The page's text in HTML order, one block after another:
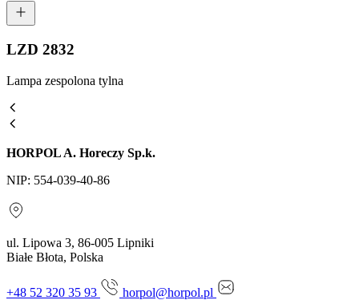
LZD 2832
Lampa zespolona tylna
HORPOL A. Horeczy Sp.k.
NIP: 554-039-40-86
ul. Lipowa 3, 86-005 Lipniki
Białe Błota, Polska
+48 52 320 35 93 horpol@horpol.pl